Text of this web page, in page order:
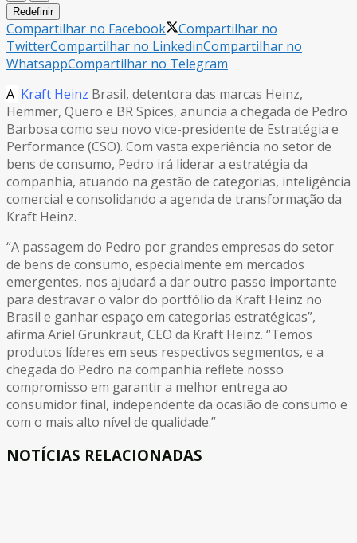
Redefinir
Compartilhar no Facebook
Compartilhar no
TwitterCompartilhar no LinkedinCompartilhar no
WhatsappCompartilhar no Telegram
A Kraft Heinz Brasil, detentora das marcas Heinz,
Hemmer, Quero e BR Spices, anuncia a chegada de Pedro
Barbosa como seu novo vice-presidente de Estratégia e
Performance (CSO). Com vasta experiência no setor de
bens de consumo, Pedro irá liderar a estratégia da
companhia, atuando na gestão de categorias, inteligência
comercial e consolidando a agenda de transformação da
Kraft Heinz.
“A passagem do Pedro por grandes empresas do setor
de bens de consumo, especialmente em mercados
emergentes, nos ajudará a dar outro passo importante
para destravar o valor do portfólio da Kraft Heinz no
Brasil e ganhar espaço em categorias estratégicas”,
afirma Ariel Grunkraut, CEO da Kraft Heinz. “Temos
produtos líderes em seus respectivos segmentos, e a
chegada do Pedro na companhia reflete nosso
compromisso em garantir a melhor entrega ao
consumidor final, independente da ocasião de consumo e
com o mais alto nível de qualidade.”
NOTÍCIAS RELACIONADAS